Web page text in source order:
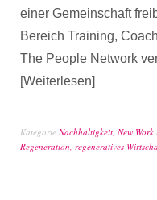
einer Gemeinschaft
Bereich Training,
The People Network
Weiterlesen
Kategorie Nachhaltigkeit, New Work
Regeneration, regeneratives